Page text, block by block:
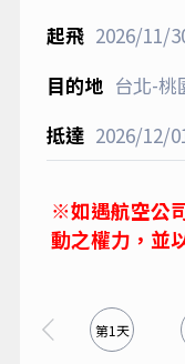
2026/11/
台北-桃
2026/12/
※如遇航空公
動之權力，並
第1天